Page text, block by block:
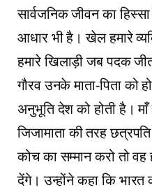
सार्वजनिक जीवन का
आधार भी है। खेल हमारे
हमारे खिलाड़ी जब पदक
गौरव उनके माता-पिता को
अनुभूति देश को होती है।
जिजामाता की तरह
कोच का सम्मान करो तो वह
देंगे। उन्होंने कहा कि भारत